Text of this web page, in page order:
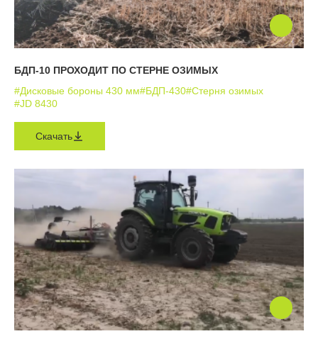
БДП-10 ПРОХОДИТ ПО СТЕРНЕ ОЗИМЫХ
#Дисковые бороны 430 мм#БДП-430#Стерня озимых
#JD 8430
Скачать